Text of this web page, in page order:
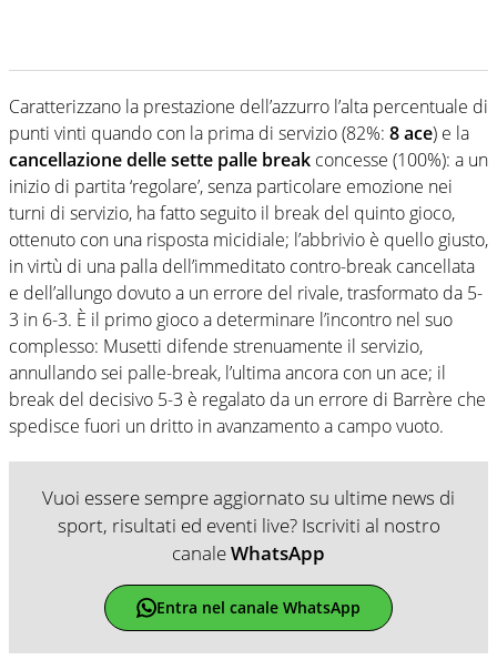
Caratterizzano la prestazione dell’azzurro l’alta percentuale di
punti vinti quando con la prima di servizio (82%: 8 ace) e la
cancellazione delle sette palle break concesse (100%): a un
inizio di partita ‘regolare’, senza particolare emozione nei
turni di servizio, ha fatto seguito il break del quinto gioco,
ottenuto con una risposta micidiale; l’abbrivio è quello giusto,
in virtù di una palla dell’immeditato contro-break cancellata
e dell’allungo dovuto a un errore del rivale, trasformato da 5-
3 in 6-3. È il primo gioco a determinare l’incontro nel suo
complesso: Musetti difende strenuamente il servizio,
annullando sei palle-break, l’ultima ancora con un ace; il
break del decisivo 5-3 è regalato da un errore di Barrère che
spedisce fuori un dritto in avanzamento a campo vuoto.
Vuoi essere sempre aggiornato su ultime news di
sport, risultati ed eventi live? Iscriviti al nostro
canaleWhatsApp
Entra nel canale WhatsApp